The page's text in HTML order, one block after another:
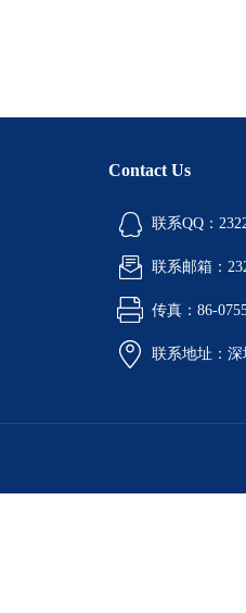
Contact Us
联系QQ：
联系邮箱：
传真：86-
联系地址：深